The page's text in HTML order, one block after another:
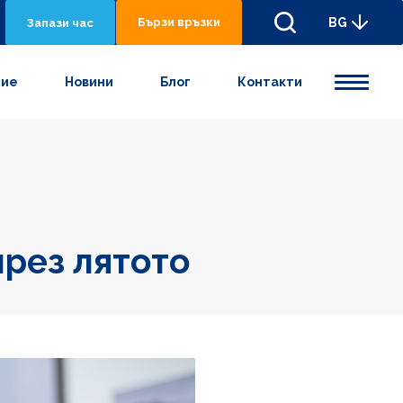
Запази час Бързи връзки BG
Новини Блог Контакти
лятото